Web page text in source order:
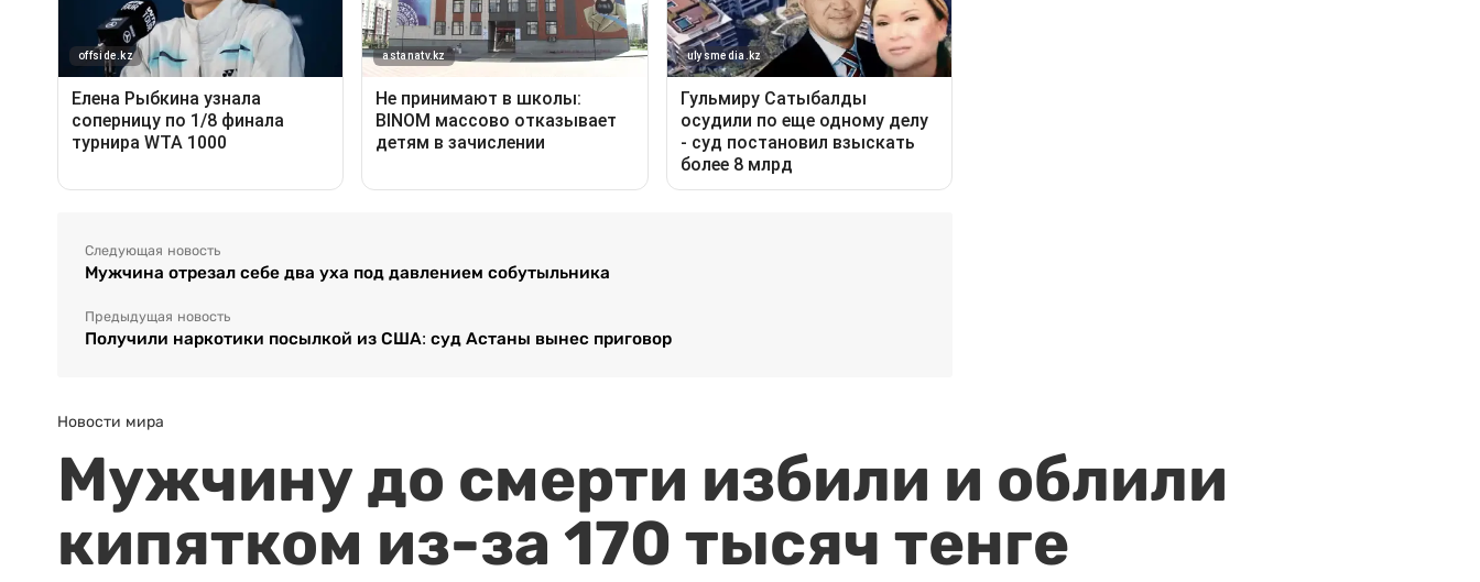
Следующая новость
Мужчина отрезал себе два уха под давлением собутыльника
Предыдущая новость
Получили наркотики посылкой из США: суд Астаны вынес приговор
Новости мира
Мужчину до смерти избили и облили
кипятком из-за 170 тысяч тенге